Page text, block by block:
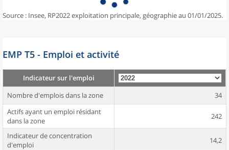
Source : Insee, RP2022 exploitation principale, géographie au 01/01/2025.
EMP T5 - Emploi et activité
Indicateur sur l'emploi
Nombre d'emplois dans la zone
34
Actifs ayant un emploi résidant
dans la zone
242
Indicateur de concentration
d'emploi
14,2